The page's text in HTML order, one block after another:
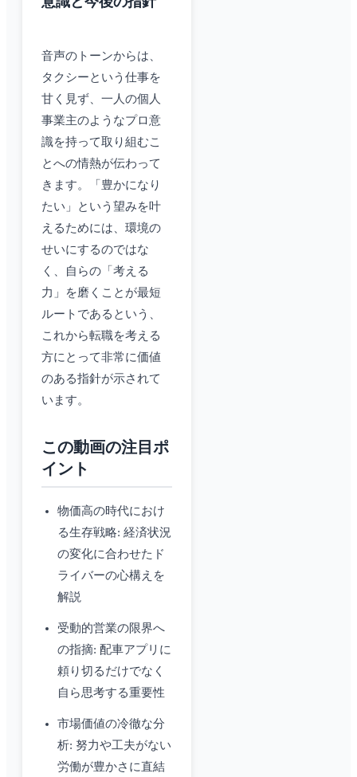
音声のトーンからは、
タクシーという仕事を
甘く見ず、一人の個人
事業主のようなプロ意
識を持って取り組むこ
とへの情熱が伝わって
きます。「豊かになり
たい」という望みを叶
えるためには、環境の
せいにするのではな
く、自らの「考える
力」を磨くことが最短
ルートであるという、
これから転職を考える
方にとって非常に価値
のある指針が示されて
います。
この動画の注目ポ
イント
物価高の時代におけ
る生存戦略: 経済状況
の変化に合わせたド
ライバーの心構えを
解説
受動的営業の限界へ
の指摘: 配車アプリに
頼り切るだけでなく
自ら思考する重要性
市場価値の冷徹な分
析: 努力や工夫がない
労働が豊かさに直結